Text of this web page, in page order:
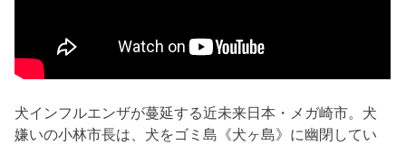
犬インフルエンザが蔓延する近未来日本・メガ崎市。犬
嫌いの小林市長は、犬をゴミ島《犬ヶ島》に幽閉してい